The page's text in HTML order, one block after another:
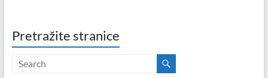
Pretražite stranice